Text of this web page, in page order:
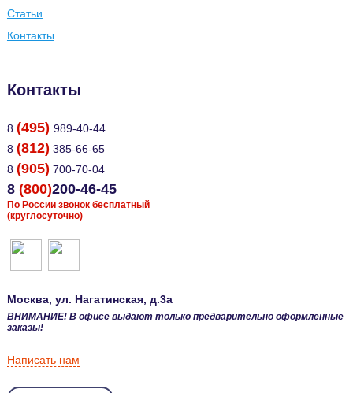
Статьи
Контакты
Контакты
8 (495) 989-40-44
8 (812) 385-66-65
8 (905) 700-70-04
8 (800)200-46-45
По России звонок бесплатный
(круглосуточно)
Москва, ул. Нагатинская, д.3а
ВНИМАНИЕ! В офисе выдают только предварительно оформленные
заказы!
Написать нам